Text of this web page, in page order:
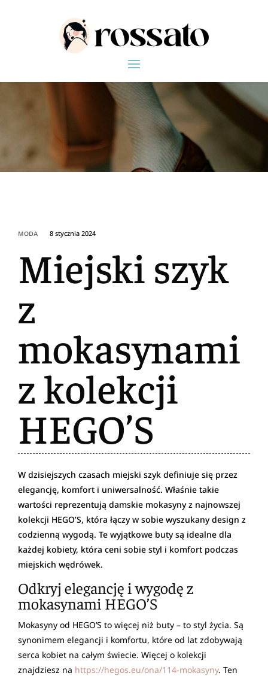
MODA 8 stycznia 2024
Miejski szyk
z
mokasynami
z kolekcji
HEGO’S
W dzisiejszych czasach miejski szyk definiuje się przez
elegancję, komfort i uniwersalność. Właśnie takie
wartości reprezentują damskie mokasyny z najnowszej
kolekcji HEGO’S, która łączy w sobie wyszukany design z
codzienną wygodą. Te wyjątkowe buty są idealne dla
każdej kobiety, która ceni sobie styl i komfort podczas
miejskich wędrówek.
Odkryj elegancję i wygodę z
mokasynami HEGO’S
Mokasyny od HEGO’S to więcej niż buty – to styl życia. Są
synonimem elegancji i komfortu, które od lat zdobywają
serca kobiet na całym świecie. Więcej o kolekcji
znajdziesz na https://hegos.eu/ona/114-mokasyny. Ten